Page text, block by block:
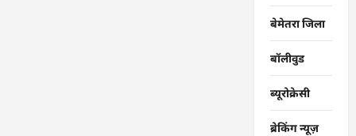
बेमेतरा जिला
बॉलीवुड
ब्यूरोक्रेसी
ब्रेकिंग न्यूज़